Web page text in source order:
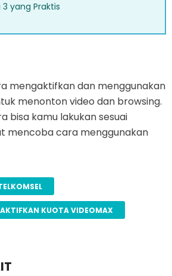
yang Praktis
mengaktifkan dan menggunakan
menonton video dan browsing.
bisa kamu lakukan sesuai
mencoba cara menggunakan
KUOTA VIDEOMAX